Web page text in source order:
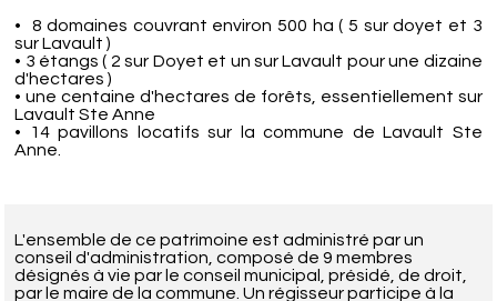
• 8 domaines couvrant environ 500 ha ( 5 sur doyet et 3
sur Lavault )
• 3 étangs ( 2 sur Doyet et un sur Lavault pour une dizaine
d'hectares )
• une centaine d'hectares de forêts, essentiellement sur
Lavault Ste Anne
• 14 pavillons locatifs sur la commune de Lavault Ste
Anne.
L'ensemble de ce patrimoine est administré par un
conseil d'administration, composé de 9 membres
désignés à vie par le conseil municipal, présidé, de droit,
par le maire de la commune. Un régisseur participe à la